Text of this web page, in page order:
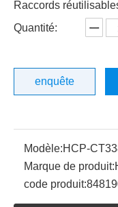
Raccords
Quantité:
enquête
Modèle:HCP-
Marque de produit:
code produit: